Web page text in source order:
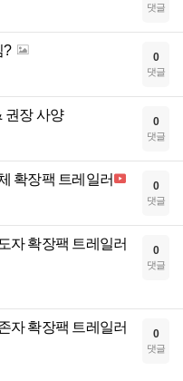
댓글
? 0
댓글
권장 사양 0
댓글
확장팩 트레일러 0
댓글
자 확장팩 트레일러 0
댓글
자 확장팩 트레일러 0
댓글